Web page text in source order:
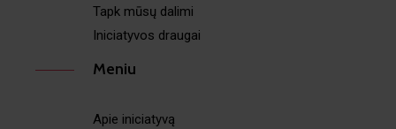
Tapk mūsų dalimi
Iniciatyvos draugai
Meniu
Apie iniciatyvą